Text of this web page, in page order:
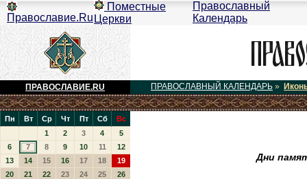
Православие.Ru
Поместные
Церкви
Православный
Календарь
ПРАВОСЛАВИЕ.RU ПРАВОСЛАВНЫЙ КАЛЕНДАРЬ »
Пн Вт Ср Чт Пт Сб
Вс
1
2 3 4
5
6
7 8 9 10 11
12
13
14 15 16 17 18
19
20
21 22 23 24 25
26
Дни